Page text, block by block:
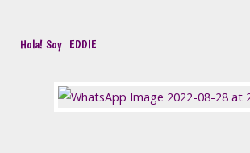
Hola! Soy EDDIE